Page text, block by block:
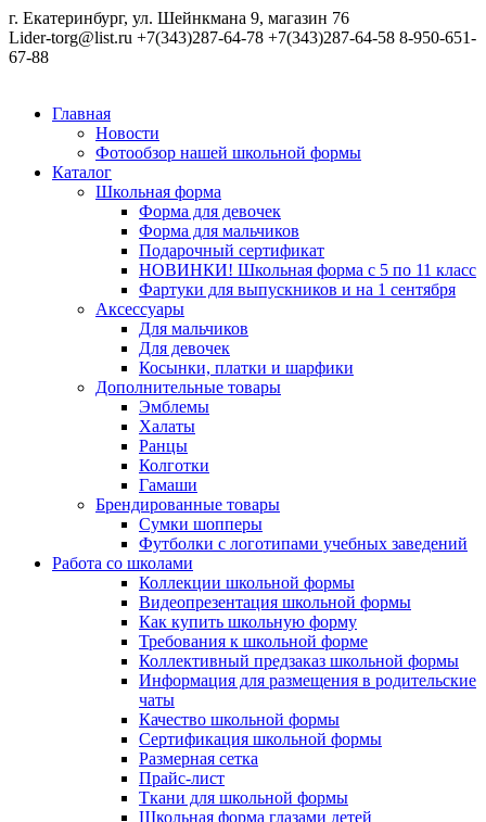
г. Екатеринбург, ул. Шейнкмана 9, магазин 76
Lider-torg@list.ru +7(343)287-64-78 +7(343)287-64-58 8-950-651-
67-88
Главная
Новости
Фотообзор нашей школьной формы
Каталог
Школьная форма
Форма для девочек
Форма для мальчиков
Подарочный сертификат
НОВИНКИ! Школьная форма с 5 по 11 класс
Фартуки для выпускников и на 1 сентября
Аксессуары
Для мальчиков
Для девочек
Косынки, платки и шарфики
Дополнительные товары
Эмблемы
Халаты
Ранцы
Колготки
Гамаши
Брендированные товары
Сумки шопперы
Футболки с логотипами учебных заведений
Работа со школами
Коллекции школьной формы
Видеопрезентация школьной формы
Как купить школьную форму
Требования к школьной форме
Коллективный предзаказ школьной формы
Информация для размещения в родительские
чаты
Качество школьной формы
Сертификация школьной формы
Размерная сетка
Прайс-лист
Ткани для школьной формы
Школьная форма глазами детей